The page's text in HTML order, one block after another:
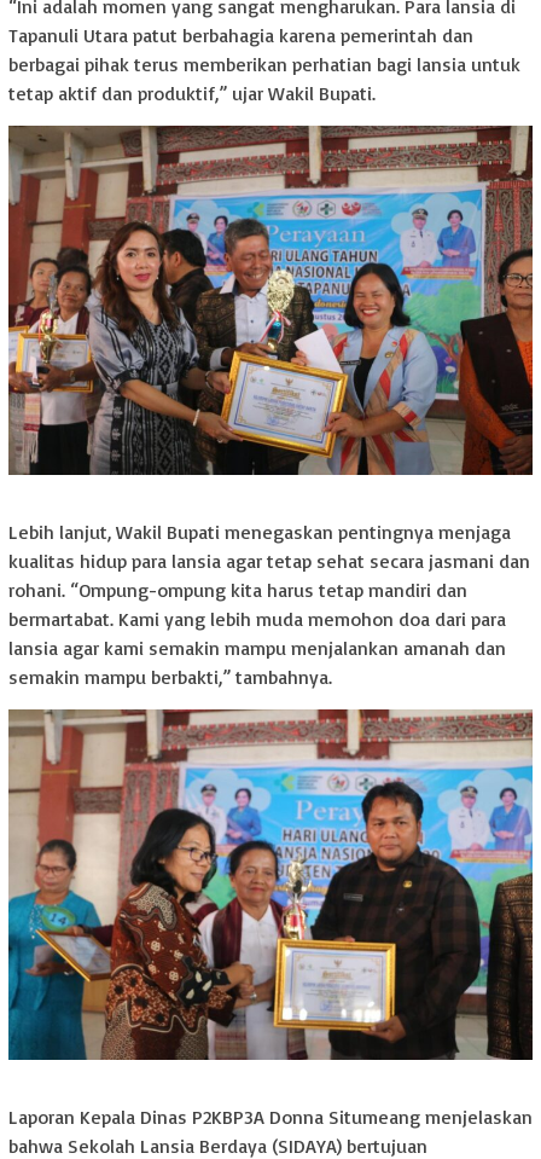
“Ini adalah momen yang sangat mengharukan. Para lansia di
Tapanuli Utara patut berbahagia karena pemerintah dan
berbagai pihak terus memberikan perhatian bagi lansia untuk
tetap aktif dan produktif,” ujar Wakil Bupati.
Lebih lanjut, Wakil Bupati menegaskan pentingnya menjaga
kualitas hidup para lansia agar tetap sehat secara jasmani dan
rohani. “Ompung-ompung kita harus tetap mandiri dan
bermartabat. Kami yang lebih muda memohon doa dari para
lansia agar kami semakin mampu menjalankan amanah dan
semakin mampu berbakti,” tambahnya.
Laporan Kepala Dinas P2KBP3A Donna Situmeang menjelaskan
bahwa Sekolah Lansia Berdaya (SIDAYA) bertujuan